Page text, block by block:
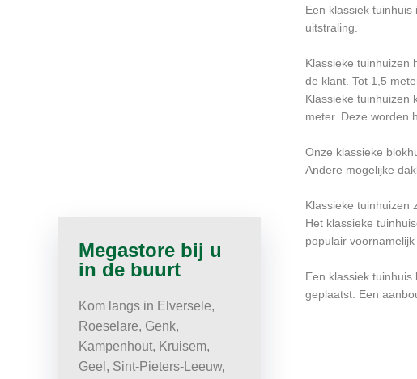
Megastore bij u
in de buurt
Kom langs in Elversele,
Roeselare, Genk,
Kampenhout, Kruisem,
Geel, Sint-Pieters-Leeuw,
Een klassiek
uitstraling.
Klassieke tuinhuizen
de klant. Tot 1,5
Klassieke tuinhuizen
meter. Deze worden
Onze klassieke
Andere mogelijke
Klassieke tuinhuizen
Het klassieke
populair
Een klassiek
geplaatst. Een